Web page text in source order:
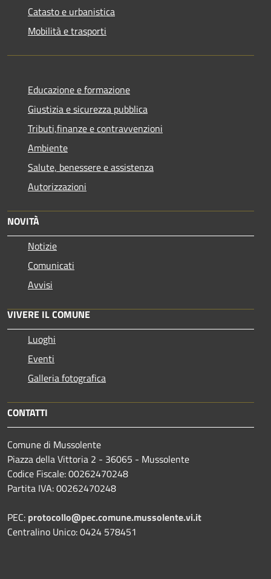
Catasto e urbanistica
Mobilità e trasporti
Educazione e formazione
Giustizia e sicurezza pubblica
Tributi,finanze e contravvenzioni
Ambiente
Salute, benessere e assistenza
Autorizzazioni
NOVITÀ
Notizie
Comunicati
Avvisi
VIVERE IL COMUNE
Luoghi
Eventi
Galleria fotografica
CONTATTI
Comune di Mussolente
Piazza della Vittoria 2 - 36065 - Mussolente
Codice Fiscale: 00262470248
Partita IVA: 00262470248
PEC: protocollo@pec.comune.mussolente.vi.it
Centralino Unico: 0424 578451